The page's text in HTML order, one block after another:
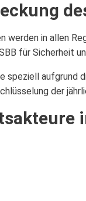
in allen
für Sicherheit
aufgrund
der